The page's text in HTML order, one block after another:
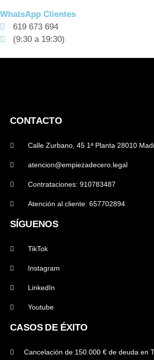
WhatsApp Clientes
619 673 694
(9:30 a 19:30)
CONTACTO
Calle Zurbano, 45 1ª Planta 28010
atencion@empiezadecero.legal
Contrataciones: 910783487
Atención al cliente: 657702894
SÍGUENOS
TikTok
Instagram
LinkedIn
Youtube
CASOS DE ÉXITO
Cancelación de 150.000 € de deuda en